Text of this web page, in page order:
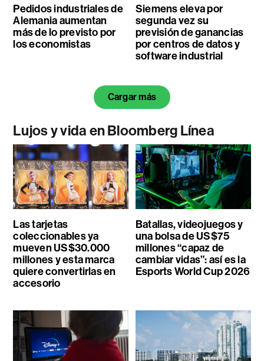
Pedidos industriales de
Alemania aumentan
más de lo previsto por
los economistas
Siemens eleva por
segunda vez su
previsión de ganancias
por centros de datos y
software industrial
Cargar más
Lujos y vida en Bloomberg Línea
Las tarjetas
coleccionables ya
mueven US$30.000
millones y esta marca
quiere convertirlas en
accesorio
Batallas, videojuegos y
una bolsa de US$75
millones “capaz de
cambiar vidas”: así es la
Esports World Cup 2026